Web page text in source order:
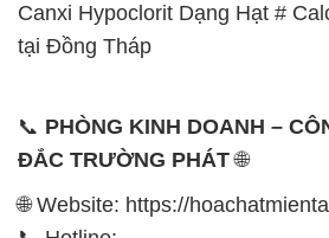
ĐẮC TRƯỜNG PHÁT 🌐
🌐 Website: https://
– 0933.920.505 –
028.3756.1841- 028.3756.1842